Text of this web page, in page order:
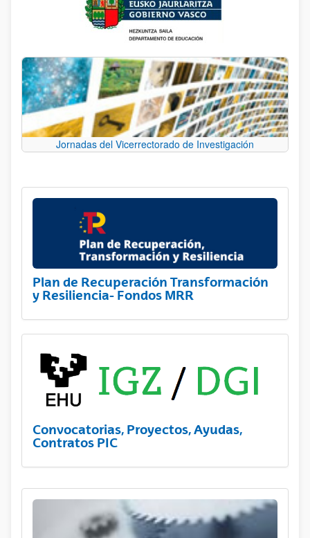
Jornadas del Vicerrectorado de Investigación
Plan de Recuperación Transformación
y Resiliencia- Fondos MRR
Convocatorias, Proyectos, Ayudas,
Contratos PIC